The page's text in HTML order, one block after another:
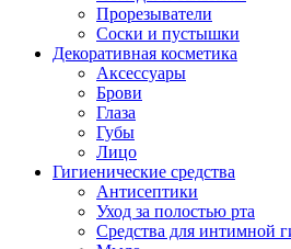
Прорезыватели
Соски и пустышки
Декоративная косметика
Аксессуары
Брови
Глаза
Губы
Лицо
Гигиенические средства
Антисептики
Уход за полостью рта
Средства для интимной